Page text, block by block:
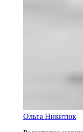
Ольга Никитюк